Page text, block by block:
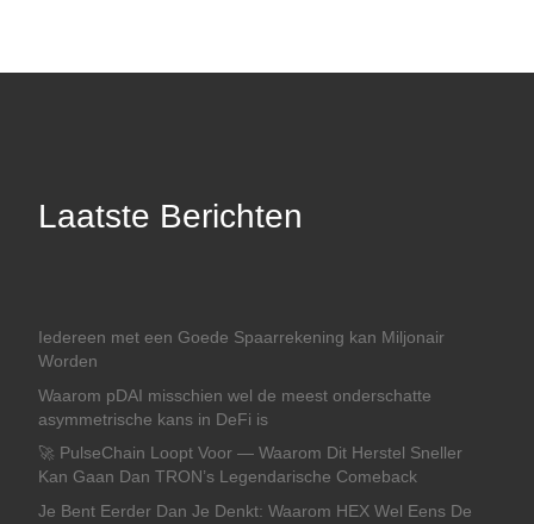
Laatste Berichten
Iedereen met een Goede Spaarrekening kan Miljonair
Worden
Waarom pDAI misschien wel de meest onderschatte
asymmetrische kans in DeFi is
🚀 PulseChain Loopt Voor — Waarom Dit Herstel Sneller
Kan Gaan Dan TRON’s Legendarische Comeback
Je Bent Eerder Dan Je Denkt: Waarom HEX Wel Eens De